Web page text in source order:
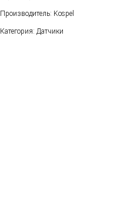
Производитель: Kospel
Категория: Датчики